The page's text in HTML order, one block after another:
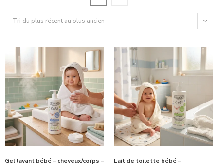
Tri du plus récent au plus ancien
Gel lavant bébé – cheveux/corps –
Lait de toilette bébé –